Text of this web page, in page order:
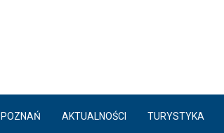
POZNAŃ AKTUALNOŚCI TURYSTYKA